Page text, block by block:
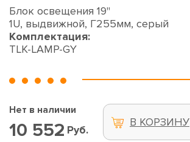
Блок освещения 19"
1U, выдвижной, Г255мм, серый
Комплектация:
TLK-LAMP-GY
Нет в наличии
10 552 Руб.
В КОРЗИНУ